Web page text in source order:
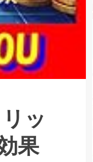
ッ
果